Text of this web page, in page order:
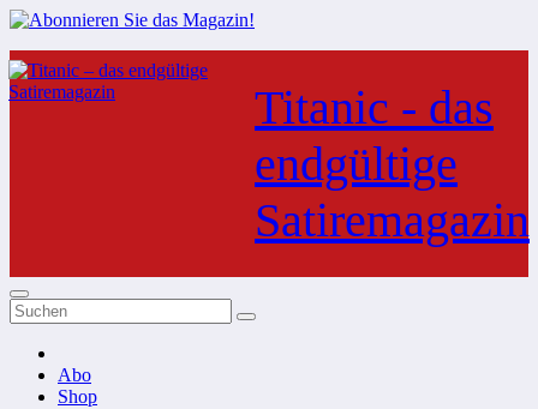
Zum
Inhalt
springen
Titanic - das
endgültige
Satiremagazin
Abo
Shop